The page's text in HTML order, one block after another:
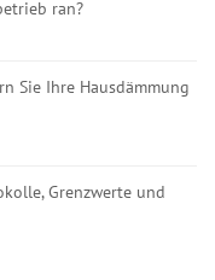
ran?
Sie Ihre Hausdämmung
Grenzwerte und